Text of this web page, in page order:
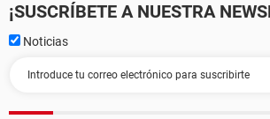
¡SUSCRÍBETE A NUESTRA
Noticias